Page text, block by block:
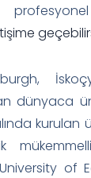
dünyaca
kurulan
University of